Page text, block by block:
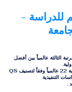
للدراسة -
الثالثة عالمياً بين أفضل
تحتل الجامعة السويسرية الدولية المرتبة 22 عالمياً وفقاً لتصنيف QS
التنفيذية
.